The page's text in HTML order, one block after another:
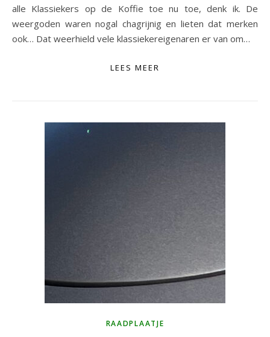
alle Klassiekers op de Koffie toe nu toe, denk ik. De
weergoden waren nogal chagrijnig en lieten dat merken
ook… Dat weerhield vele klassiekereigenaren er van om…
LEES MEER
RAADPLAATJE